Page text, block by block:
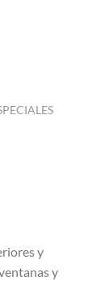
y
y